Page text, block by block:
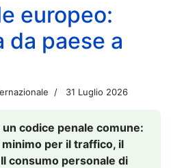
europeo:
da paese a
31 Luglio 2026
codice penale comune:
per il traffico, il
consumo personale di